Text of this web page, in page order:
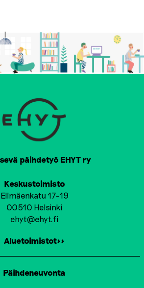
päihdetyö EHYT ry
Keskustoimisto
Elimäenkatu 17-19
00510 Helsinki
ehyt@ehyt.fi
Aluetoimistot>>
Päihdeneuvonta